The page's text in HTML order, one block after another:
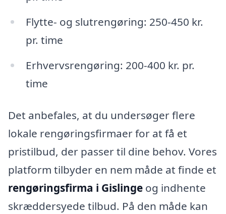
Flytte- og slutrengøring: 250-450 kr.
pr. time
Erhvervsrengøring: 200-400 kr. pr.
time
Det anbefales, at du undersøger flere
lokale rengøringsfirmaer for at få et
pristilbud, der passer til dine behov. Vores
platform tilbyder en nem måde at finde et
rengøringsfirma i Gislinge og indhente
skræddersyede tilbud. På den måde kan